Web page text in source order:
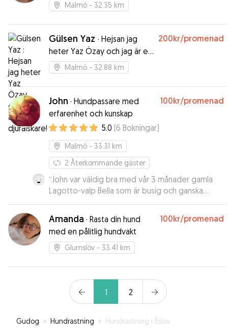
Malmö - 32.35 km
Gülsen Yaz · Hejsan jag
heter Yaz Özay och jag är en
djurälskare!
200kr/promenad
Malmö - 32.88 km
John · Hundpassare med
erfarenhet och kunskap
100kr/promenad
5.0 (6 Bokningar)
Malmö - 33.31 km
2 Återkommande gäster
“John var väldig bra med vår 3 månader gamla
Lagotto-valp Bella som är busig och ganska
krävande. Han var också snab att bekräfta vår
booking, så vi viste, att han kunne hjälpa os med
Bella den dagen. Vi rekommanderar så klart
John! ”
Amanda · Rasta din hund
med en pålitlig hundvakt
100kr/promenad
Glumslöv - 33.41 km
1 2
Gudog » Hundrastning » Hundrastning i Eslöv